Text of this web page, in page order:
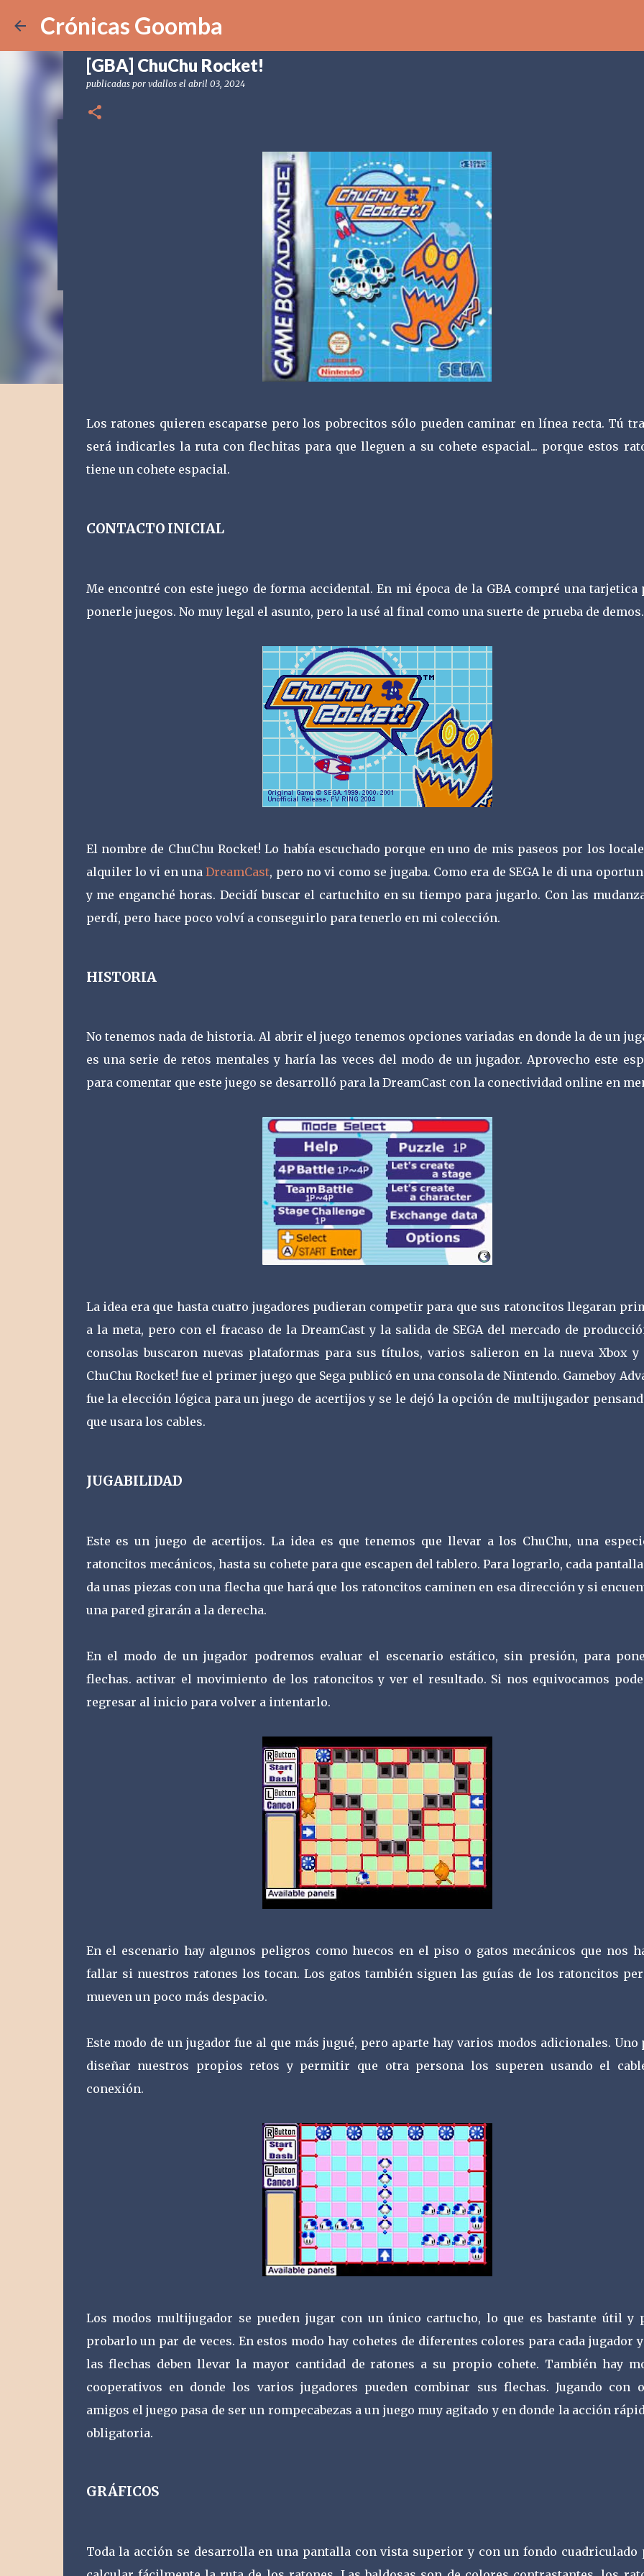
Crónicas Goomba
[POD] CG328 Shadow Labyrinth
julio 24, 2026 [POD] PODCAST [PS5] PLAYSTATION 5
[GBA] ChuChu Rocket!
publicadas por vdallos el abril 03, 2024
Los ratones quieren escaparse pero los pobrecitos sólo pueden caminar en línea recta. Tú
será indicarles la ruta con flechitas para que lleguen a su cohete espacial... porque estos
tiene un cohete espacial.
CONTACTO INICIAL
Me encontré con este juego de forma accidental. En mi época de la GBA compré una tarjetica
ponerle juegos. No muy legal el asunto, pero la usé al final como una suerte de prueba de demos.
El nombre de ChuChu Rocket! Lo había escuchado porque en uno de mis paseos por los
alquiler lo vi en unaDreamCast, pero no vi como se jugaba. Como era de SEGA le di una
y me enganché horas. Decidí buscar el cartuchito en su tiempo para jugarlo. Con las
perdí, pero hace poco volví a conseguirlo para tenerlo en mi colección.
HISTORIA
No tenemos nada de historia. Al abrir el juego tenemos opciones variadas en donde la de un
es una serie de retos mentales y haría las veces del modo de un jugador. Aprovecho este
para comentar que este juego se desarrolló para la DreamCast con la conectividad online en
La idea era que hasta cuatro jugadores pudieran competir para que sus ratoncitos llegaran
a la meta, pero con el fracaso de la DreamCast y la salida de SEGA del mercado de
consolas buscaron nuevas plataformas para sus títulos, varios salieron en la nueva Xbox y
ChuChu Rocket! fue el primer juego que Sega publicó en una consola de Nintendo. Gameboy
fue la elección lógica para un juego de acertijos y se le dejó la opción de multijugador
que usara los cables.
JUGABILIDAD
Este es un juego de acertijos. La idea es que tenemos que llevar a los ChuChu, una
ratoncitos mecánicos, hasta su cohete para que escapen del tablero. Para lograrlo, cada
da unas piezas con una flecha que hará que los ratoncitos caminen en esa dirección y si
una pared girarán a la derecha.
En el modo de un jugador podremos evaluar el escenario estático, sin presión, para
flechas. activar el movimiento de los ratoncitos y ver el resultado. Si nos equivocamos
regresar al inicio para volver a intentarlo.
En el escenario hay algunos peligros como huecos en el piso o gatos mecánicos que nos
fallar si nuestros ratones los tocan. Los gatos también siguen las guías de los ratoncitos
mueven un poco más despacio.
Este modo de un jugador fue al que más jugué, pero aparte hay varios modos adicionales. Uno
diseñar nuestros propios retos y permitir que otra persona los superen usando el
conexión.
Los modos multijugador se pueden jugar con un único cartucho, lo que es bastante útil y
probarlo un par de veces. En estos modo hay cohetes de diferentes colores para cada jugador
las flechas deben llevar la mayor cantidad de ratones a su propio cohete. También hay
cooperativos en donde los varios jugadores pueden combinar sus flechas. Jugando con
amigos el juego pasa de ser un rompecabezas a un juego muy agitado y en donde la acción
obligatoria.
GRÁFICOS
Toda la acción se desarrolla en una pantalla con vista superior y con un fondo cuadriculado